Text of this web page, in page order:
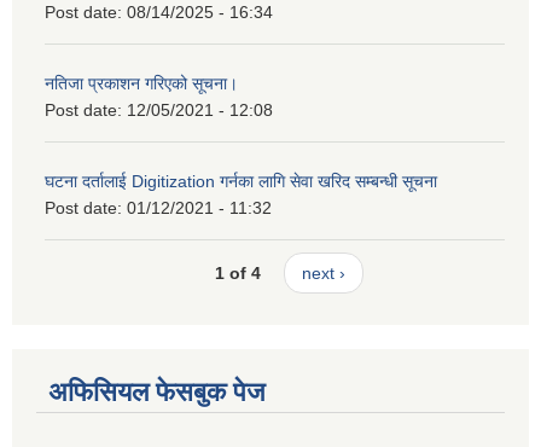
Post date: 08/14/2025 - 16:34
नतिजा प्रकाशन गरिएको सूचना।
Post date: 12/05/2021 - 12:08
घटना दर्तालाई Digitization गर्नका लागि सेवा खरिद सम्बन्धी सूचना
Post date: 01/12/2021 - 11:32
1 of 4 next ›
अफिसियल फेसबुक पेज